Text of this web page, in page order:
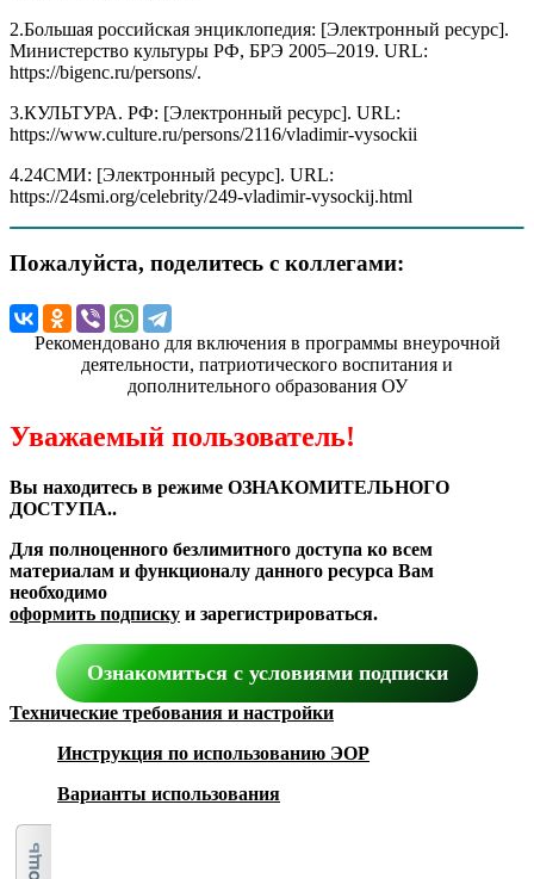
2.Большая российская энциклопедия: [Электронный ресурс].
Министерство культуры РФ, БРЭ 2005–2019. URL:
https://bigenc.ru/persons/.
3.КУЛЬТУРА. РФ: [Электронный ресурс]. URL:
https://www.culture.ru/persons/2116/vladimir-vysockii
4.24СМИ: [Электронный ресурс]. URL:
https://24smi.org/celebrity/249-vladimir-vysockij.html
Пожалуйста, поделитесь с коллегами:
Рекомендовано для включения в программы внеурочной
деятельности, патриотического воспитания и
дополнительного образования ОУ
Уважаемый пользователь!
Вы находитесь в режиме ОЗНАКОМИТЕЛЬНОГО
ДОСТУПА..
Для полноценного безлимитного доступа ко всем
материалам и функционалу данного ресурса Вам
необходимо
оформить подписку и зарегистрироваться.
Ознакомиться с условиями подписки
Технические требования и настройки
Инструкция по использованию ЭОР
Варианты использования